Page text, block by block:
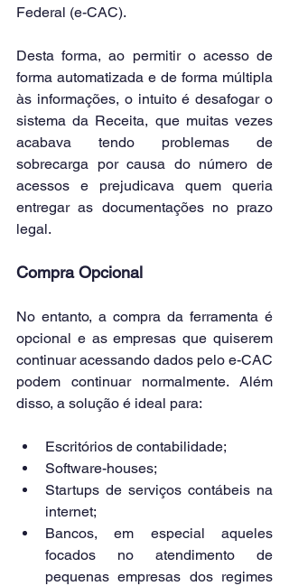
Federal (e-CAC).
Desta forma, ao permitir o acesso de
forma automatizada e de forma múltipla
às informações, o intuito é desafogar o
sistema da Receita, que muitas vezes
acabava tendo problemas de
sobrecarga por causa do número de
acessos e prejudicava quem queria
entregar as documentações no prazo
legal.
Compra Opcional
No entanto, a compra da ferramenta é
opcional e as empresas que quiserem
continuar acessando dados pelo e-CAC
podem continuar normalmente. Além
disso, a solução é ideal para:
Escritórios de contabilidade;
Software-houses;
Startups de serviços contábeis na
internet;
Bancos, em especial aqueles
focados no atendimento de
pequenas empresas dos regimes